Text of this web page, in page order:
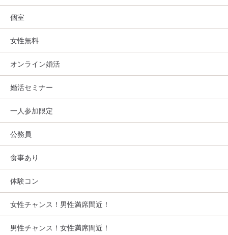
個室
女性無料
オンライン婚活
婚活セミナー
一人参加限定
公務員
食事あり
体験コン
女性チャンス！男性満席間近！
男性チャンス！女性満席間近！